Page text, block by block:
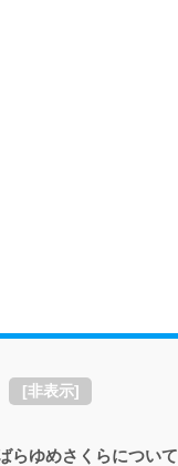
[非表示]
らゆめさくらについて